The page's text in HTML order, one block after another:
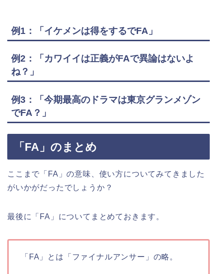
例1：「イケメンは得をするでFA」
例2：「カワイイは正義がFAで異論はないよ
ね？」
例3：「今期最高のドラマは東京グランメゾン
でFA？」
「FA」のまとめ
ここまで「FA」の意味、使い方についてみてきました
がいかがだったでしょうか？
最後に「FA」についてまとめておきます。
「FA」とは「ファイナルアンサー」の略。